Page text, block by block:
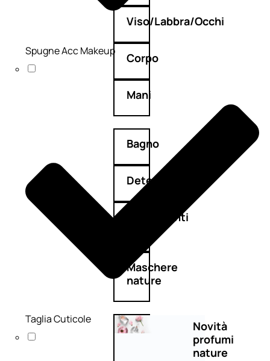
Viso/Labbra/Occhi
Corpo
Mani
Bagno
Detergenza
Trattamenti
Maschere
nature
Novità
profumi
nature
Spugne Acc Makeup
Taglia Cuticole